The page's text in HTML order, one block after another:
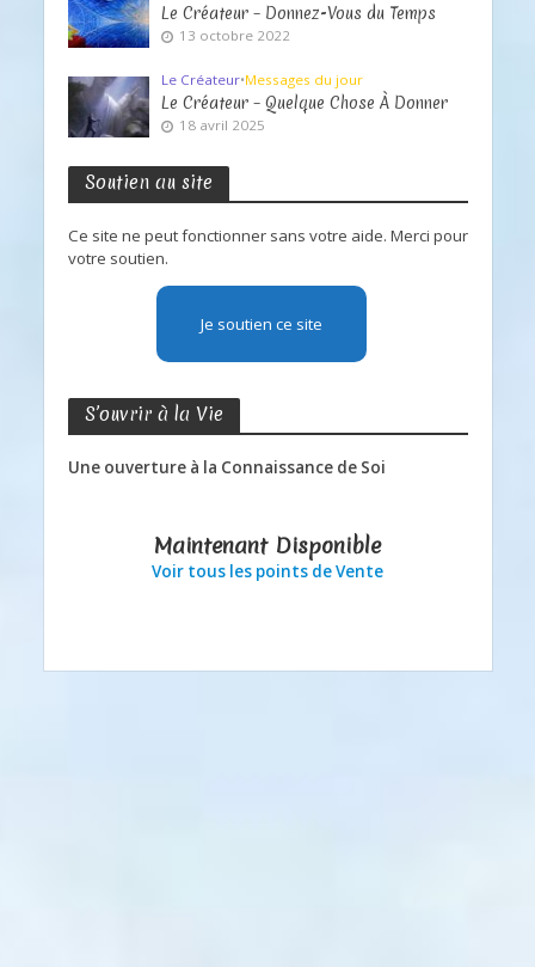
Le Créateur – Donnez-Vous du Temps
13 octobre 2022
Le Créateur•Messages du jour
Le Créateur – Quelque Chose À Donner
18 avril 2025
Soutien au site
Ce site ne peut fonctionner sans votre aide. Merci pour
votre soutien.
Je soutien ce site
S’ouvrir à la Vie
Une ouverture à la Connaissance de Soi
Maintenant Disponible
Voir tous les points de Vente